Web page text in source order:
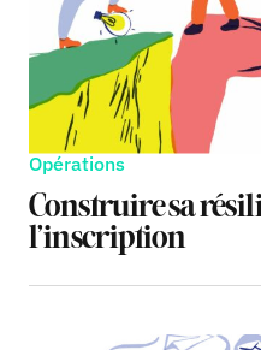
Opérations
Construire sa
l’inscription